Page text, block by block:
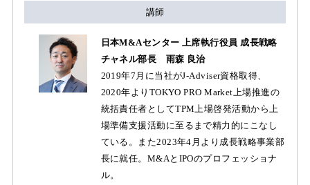
講師
日本M&Aセンター 上席執行役員 成長戦略
チャネル部長 雨森 良治
2019年7月に当社がJ-Adviser資格取得、
2020年よりTOKYO PRO Market上場推進の
統括責任者としてTPM上場啓発活動から上
場準備支援活動に至るまで精力的にこなし
ている。また2023年4月より成長戦略事業部
長に就任。M&AとIPOのプロフェッショナ
ル。